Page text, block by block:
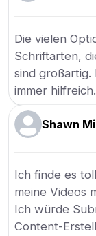
Die vielen
Schriftarten,
sind
immer hilfreich.
Shawn
Ich finde es
meine Videos
Ich würde
Content-